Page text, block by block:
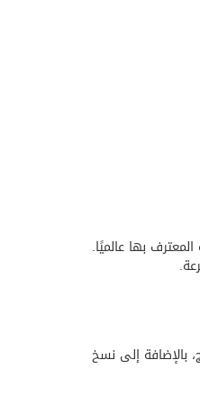
بها عالميًا.
بالإضافة إلى نسخ